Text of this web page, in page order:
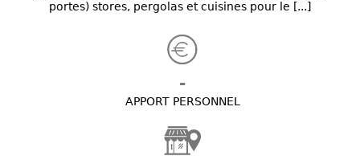
portes) stores, pergolas et cuisines pour le [...]
-
APPORT PERSONNEL